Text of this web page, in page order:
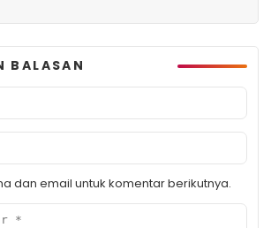
BALASAN
dan email untuk komentar berikutnya.